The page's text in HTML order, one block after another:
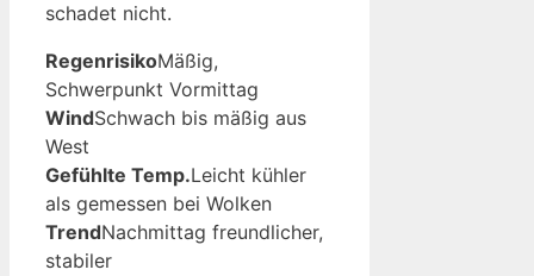
schadet nicht.
RegenrisikoMäßig,
Schwerpunkt Vormittag
WindSchwach bis mäßig aus
West
Gefühlte Temp.Leicht kühler
als gemessen bei Wolken
TrendNachmittag freundlicher,
stabiler